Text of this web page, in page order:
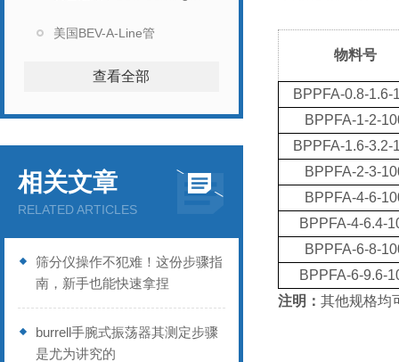
美国BEV-A-Line管
查看全部
相关文章
RELATED ARTICLES
筛分仪操作不犯难！这份步骤指
南，新手也能快速拿捏
burrell手腕式振荡器其测定步骤
是尤为讲究的
物料号
BPPFA-0.8-1.6-
BPPFA-1-2-
BPPFA-1.6-3.2-
BPPFA-2-3-
BPPFA-4-6-
BPPFA-4-6.4-
BPPFA-6-8-
BPPFA-6-9.6-
注明： 其他规格均